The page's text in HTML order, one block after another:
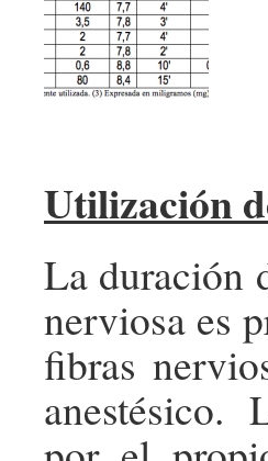
Utilización
La duración
nerviosa es
fibras
anestésico.